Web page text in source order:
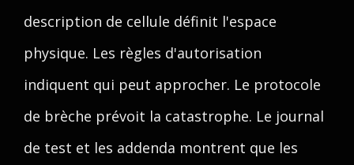
description de cellule définit l'espace
physique. Les règles d'autorisation
indiquent qui peut approcher. Le protocole
de brèche prévoit la catastrophe. Le journal
de test et les addenda montrent que les